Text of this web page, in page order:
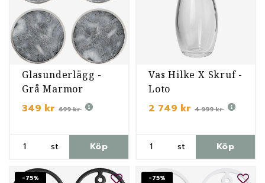
Glasunderlägg -
Grå Marmor
349 kr 699 kr
st Köp
Vas Hilke X Skruf -
Loto
2 749 kr 4 999 kr
st Köp
-75% -75%